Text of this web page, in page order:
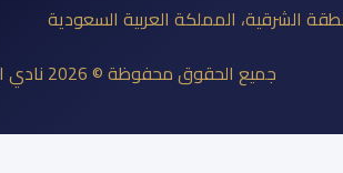
الشرقية، المملكة العربية السعودية
جميع الحقوق محفوظة © 2026 نادي الباطن السعودي